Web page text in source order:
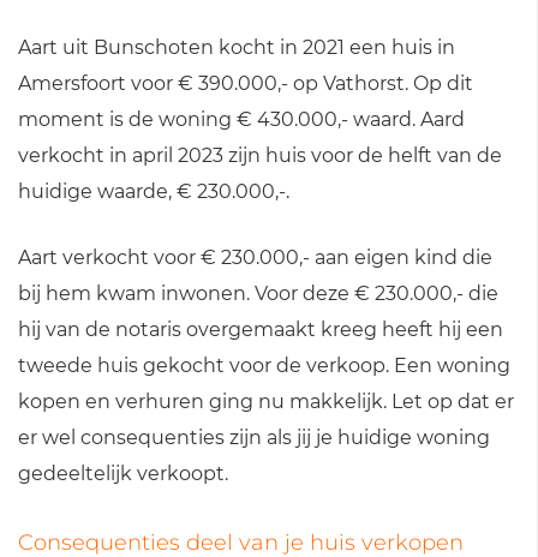
Aart uit Bunschoten kocht in 2021 een huis in
Amersfoort voor € 390.000,- op Vathorst. Op dit
moment is de woning € 430.000,- waard. Aard
verkocht in april 2023 zijn huis voor de helft van de
huidige waarde, € 230.000,-.
Aart verkocht voor € 230.000,- aan eigen kind die
bij hem kwam inwonen. Voor deze € 230.000,- die
hij van de notaris overgemaakt kreeg heeft hij een
tweede huis gekocht voor de verkoop. Een woning
kopen en verhuren ging nu makkelijk. Let op dat er
er wel consequenties zijn als jij je huidige woning
gedeeltelijk verkoopt.
Consequenties deel van je huis verkopen